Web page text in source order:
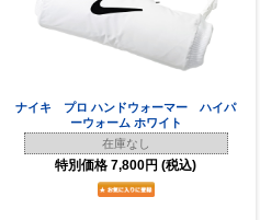
ナイキ プロ ハンドウォーマー ハイパ
ーウォーム ホワイト
在庫なし
特別価格 7,800円 (税込)